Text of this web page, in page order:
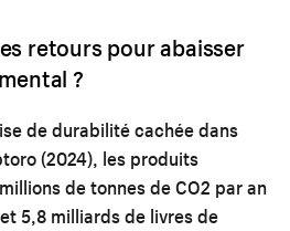
retours pour abaisser
?
de durabilité cachée dans
(2024), les produits
de tonnes de CO2 par an
5,8 milliards de livres de